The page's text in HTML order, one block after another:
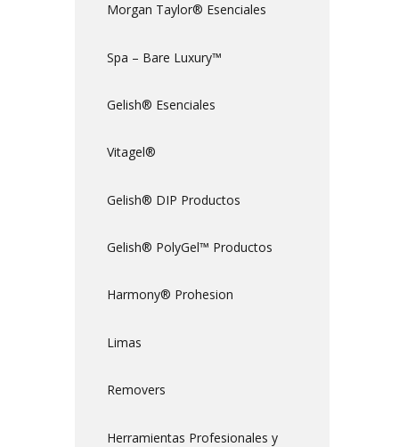
Morgan Taylor® Esenciales
Spa – Bare Luxury™
Gelish® Esenciales
Vitagel®
Gelish® DIP Productos
Gelish® PolyGel™ Productos
Harmony® Prohesion
Limas
Removers
Herramientas Profesionales y